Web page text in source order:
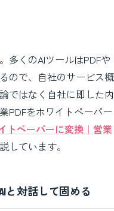
多くのAIツールはPDFや
ので、自社のサービス概
ではなく自社に即した内
PDFをホワイトペーパー
トペーパーに変換｜営業
しています。
と対話して固める